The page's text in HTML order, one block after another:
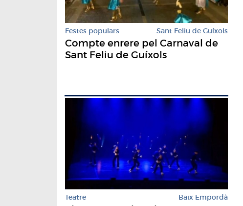
Festes populars Sant Feliu de Guíxols
Compte enrere pel Carnaval de
Sant Feliu de Guíxols
Teatre Baix Empordà